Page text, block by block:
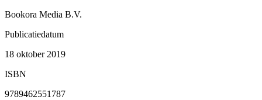
Bookora Media B.V.
Publicatiedatum
18 oktober 2019
ISBN
9789462551787